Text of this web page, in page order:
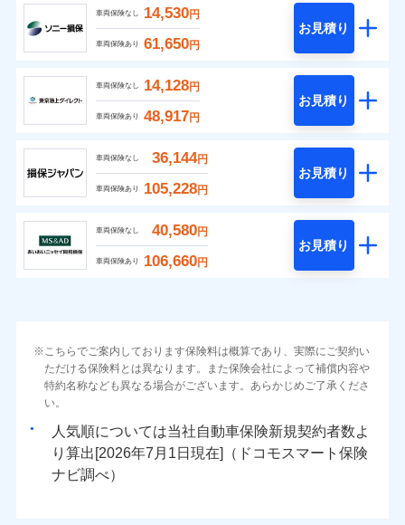
車両保険なし 14,530円
車両保険あり 61,650円
お見積り
車両保険なし 14,128円
車両保険あり 48,917円
お見積り
車両保険なし 36,144円
車両保険あり 105,228円
お見積り
車両保険なし 40,580円
車両保険あり 106,660円
お見積り
こちらでご案内しております保険料は概算であり、実際にご契約い
ただける保険料とは異なります。また保険会社によって補償内容や
特約名称なども異なる場合がございます。あらかじめご了承くださ
い。
人気順については当社
新規契約者数よ
り算出[
年 月
日現在]（ドコモスマート保険
ナビ調べ）